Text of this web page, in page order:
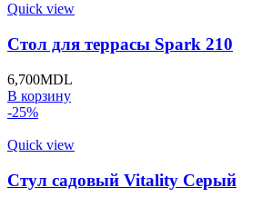
Quick view
Стол для террасы Spark 210
6,700MDL
В корзину
-25%
Quick view
Стул садовый Vitality Серый